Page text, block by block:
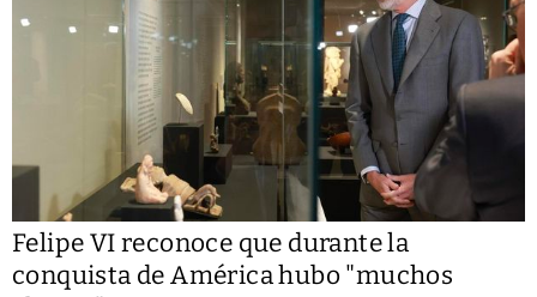
Felipe VI reconoce que durante la
conquista de América hubo "muchos